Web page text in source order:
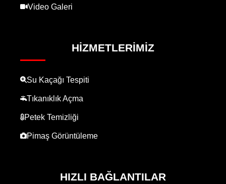
Video Galeri
HIZMETLERIMIZ
Su Kaçağı Tespiti
Tıkanıklık Açma
Petek Temizliği
Pimaş Görüntüleme
HIZLI BAĞLANTILAR